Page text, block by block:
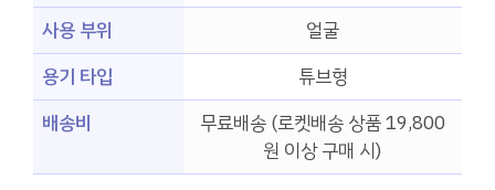
사용 부위
얼굴
용기 타입
튜브형
배송비
무료배송 (로켓배송 상품 19,800
원 이상 구매 시)